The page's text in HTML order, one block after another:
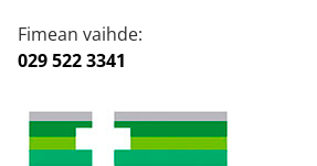
Fimean vaihde:
029 522 3341